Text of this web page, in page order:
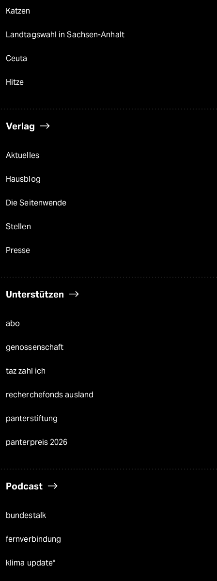
Katzen
Landtagswahl in Sachsen-Anhalt
Ceuta
Hitze
Verlag
Aktuelles
Hausblog
Die Seitenwende
Stellen
Presse
Unterstützen
abo
genossenschaft
taz zahl ich
recherchefonds ausland
panterstiftung
panterpreis 2026
Podcast
bundestalk
fernverbindung
klima update°